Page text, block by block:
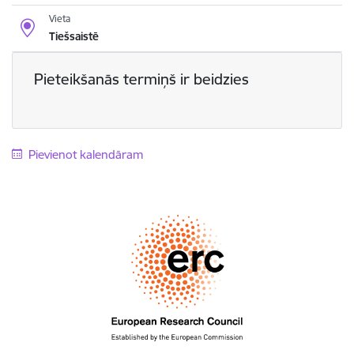
Vieta
Tiešsaistē
Pieteikšanās termiņš ir beidzies
Pievienot kalendāram